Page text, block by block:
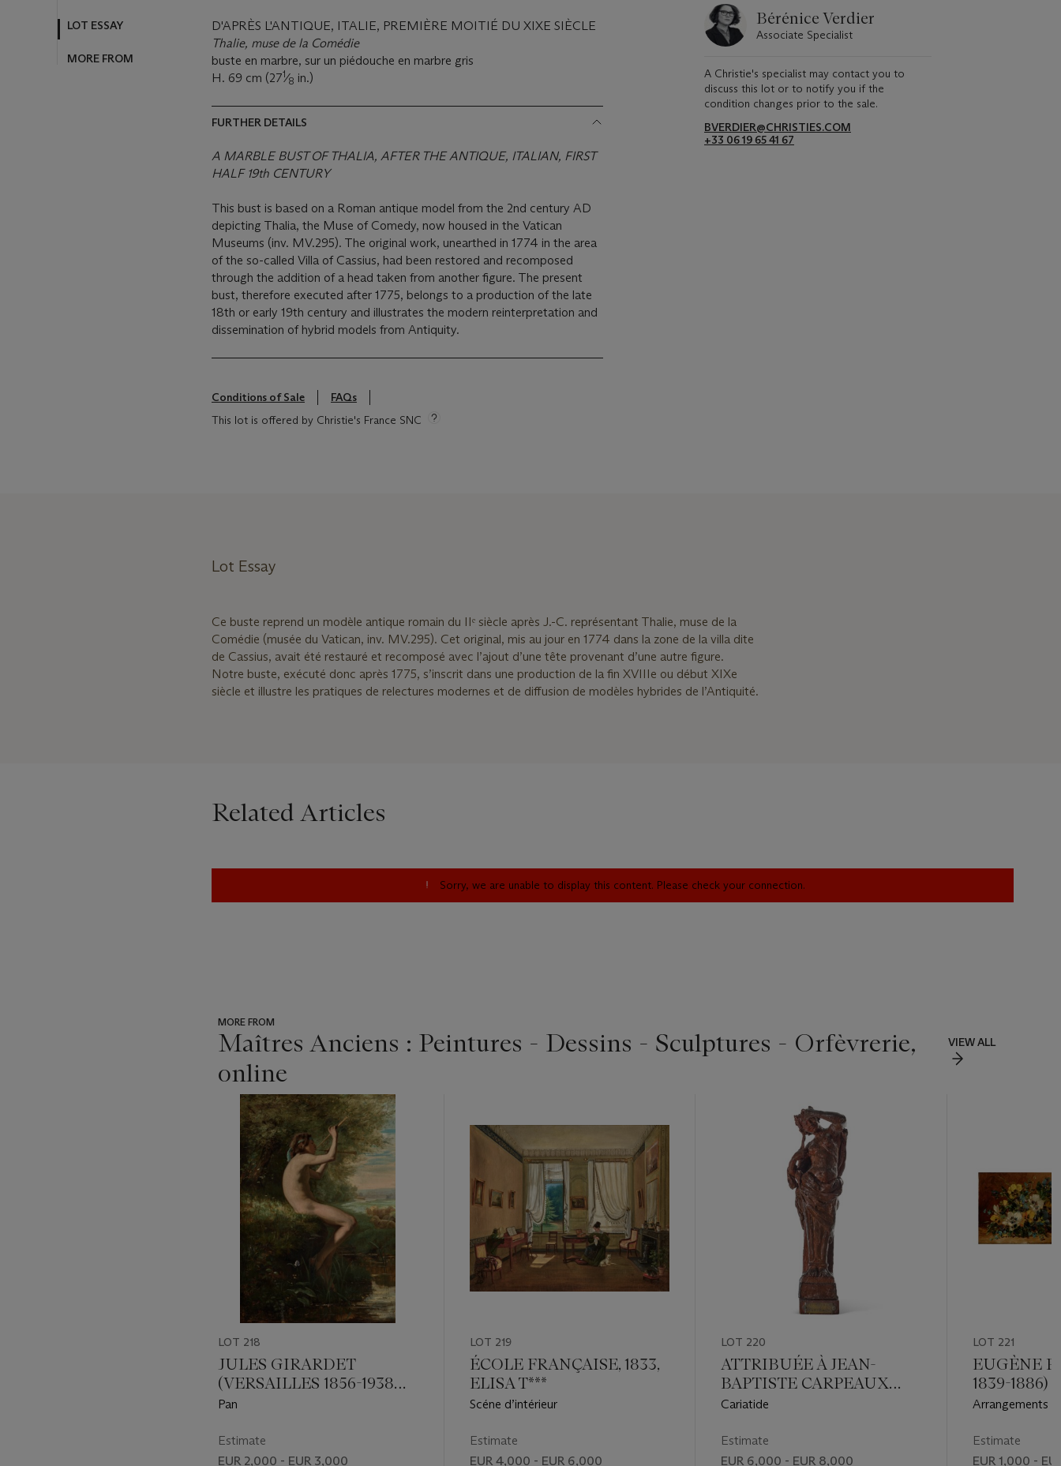
LOT ESSAY
MORE FROM
D'APRÈS L'ANTIQUE, ITALIE, PREMIÈRE MOITIÉ DU XIXE SIÈCLE
Thalie, muse de la Comédie
buste en marbre, sur un piédouche en marbre gris
H. 69 cm (271⁄8 in.)
FURTHER DETAILS
A MARBLE BUST OF THALIA, AFTER THE ANTIQUE, ITALIAN, FIRST
HALF 19th CENTURY
This bust is based on a Roman antique model from the 2nd century AD
depicting Thalia, the Muse of Comedy, now housed in the Vatican
Museums (inv. MV.295). The original work, unearthed in 1774 in the area
of the so-called Villa of Cassius, had been restored and recomposed
through the addition of a head taken from another figure. The present
bust, therefore executed after 1775, belongs to a production of the late
18th or early 19th century and illustrates the modern reinterpretation and
dissemination of hybrid models from Antiquity.
Conditions of Sale
FAQs
This lot is offered by Christie's France SNC
Bérénice Verdier
Associate Specialist
A Christie's specialist may contact you to
discuss this lot or to notify you if the
condition changes prior to the sale.
BVERDIER@CHRISTIES.COM
+33 06 19 65 41 67
Lot Essay
Ce buste reprend un modèle antique romain du IIᵉ siècle après J.-C. représentant Thalie, muse de la
Comédie (musée du Vatican, inv. MV.295). Cet original, mis au jour en 1774 dans la zone de la villa dite
de Cassius, avait été restauré et recomposé avec l’ajout d’une tête provenant d’une autre figure.
Notre buste, exécuté donc après 1775, s’inscrit dans une production de la fin XVIIIe ou début XIXe
siècle et illustre les pratiques de relectures modernes et de diffusion de modèles hybrides de l’Antiquité.
Related Articles
Sorry, we are unable to display this content. Please check your connection.
MORE FROM
Maîtres Anciens : Peintures - Dessins - Sculptures - Orfèvrerie,
online
VIEW ALL
item_current_of_total_txt
LOT 218
JULES GIRARDET
(VERSAILLES 1856-1938
BOULOGNE-
Pan
Estimate
EUR 2,000 - EUR 3,000
LOT 219
ÉCOLE FRANÇAISE, 1833,
ELISA T***
Scéne d’intérieur
Estimate
EUR 4,000 - EUR 6,000
LOT 220
ATTRIBUÉE À JEAN-
BAPTISTE CARPEAUX
(1827-1875)
Cariatide
Estimate
EUR 6,000 - EUR 8,000
LOT 221
EUGÈNE
1839-1886)
Arrangements
Estimate
EUR 1,000 -